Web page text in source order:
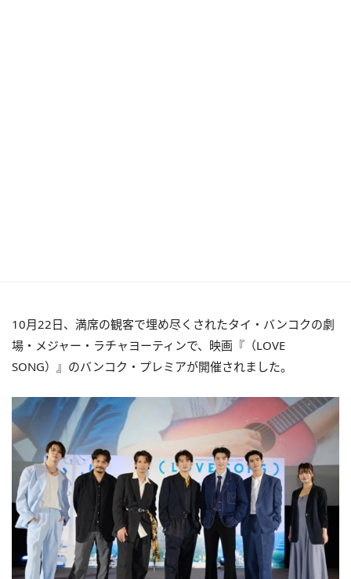
10月22日、満席の観客で埋め尽くされたタイ・バンコクの劇
場・メジャー・ラチャヨーティンで、映画『（LOVE
SONG）』のバンコク・プレミアが開催されました。